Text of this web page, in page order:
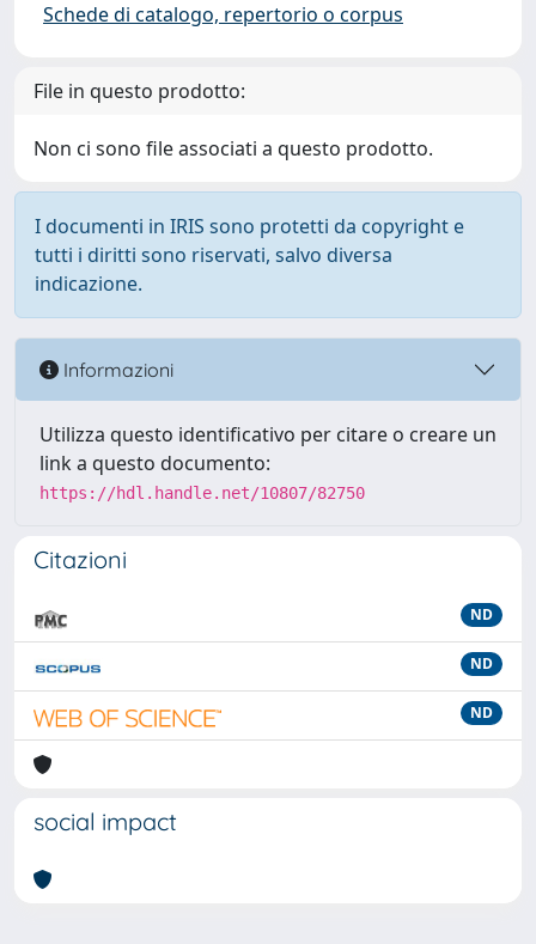
Schede di catalogo, repertorio o corpus
File in questo prodotto:
Non ci sono file associati a questo prodotto.
I documenti in IRIS sono protetti da copyright e
tutti i diritti sono riservati, salvo diversa
indicazione.
Informazioni
Utilizza questo identificativo per citare o creare un
link a questo documento:
https://hdl.handle.net/10807/82750
Citazioni
ND
ND
ND
social impact